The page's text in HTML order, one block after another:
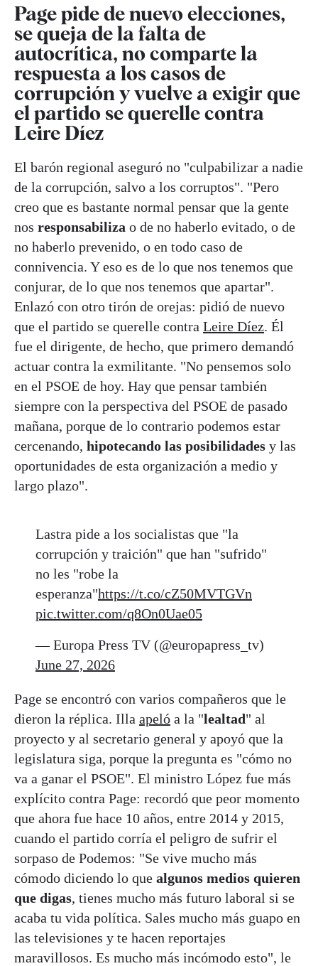
Page pide de nuevo elecciones,
se queja de la falta de
autocrítica, no comparte la
respuesta a los casos de
corrupción y vuelve a exigir que
el partido se querelle contra
Leire Díez
El barón regional aseguró no "culpabilizar a nadie
de la corrupción, salvo a los corruptos". "Pero
creo que es bastante normal pensar que la gente
nos responsabiliza o de no haberlo evitado, o de
no haberlo prevenido, o en todo caso de
connivencia. Y eso es de lo que nos tenemos que
conjurar, de lo que nos tenemos que apartar".
Enlazó con otro tirón de orejas: pidió de nuevo
que el partido se querelle contra Leire Díez. Él
fue el dirigente, de hecho, que primero demandó
actuar contra la exmilitante. "No pensemos solo
en el PSOE de hoy. Hay que pensar también
siempre con la perspectiva del PSOE de pasado
mañana, porque de lo contrario podemos estar
cercenando, hipotecando las posibilidades y las
oportunidades de esta organización a medio y
largo plazo".
Lastra pide a los socialistas que "la
corrupción y traición" que han "sufrido"
no les "robe la
esperanza"https://t.co/cZ50MVTGVn
pic.twitter.com/q8On0Uae05
— Europa Press TV (@europapress_tv)
June 27, 2026
Page se encontró con varios compañeros que le
dieron la réplica. Illa apeló a la "lealtad" al
proyecto y al secretario general y apoyó que la
legislatura siga, porque la pregunta es "cómo no
va a ganar el PSOE". El ministro López fue más
explícito contra Page: recordó que peor momento
que ahora fue hace 10 años, entre 2014 y 2015,
cuando el partido corría el peligro de sufrir el
sorpaso de Podemos: "Se vive mucho más
cómodo diciendo lo que algunos medios quieren
que digas, tienes mucho más futuro laboral si se
acaba tu vida política. Sales mucho más guapo en
las televisiones y te hacen reportajes
maravillosos. Es mucho más incómodo esto", le